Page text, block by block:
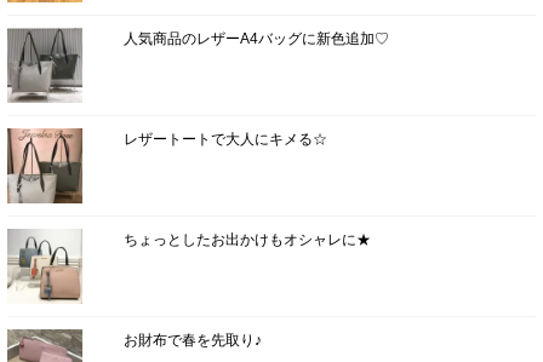
人気商品のレザーA4バッグに新色追加♡
レザートートで大人にキメる☆
ちょっとしたお出かけもオシャレに★
お財布で春を先取り♪